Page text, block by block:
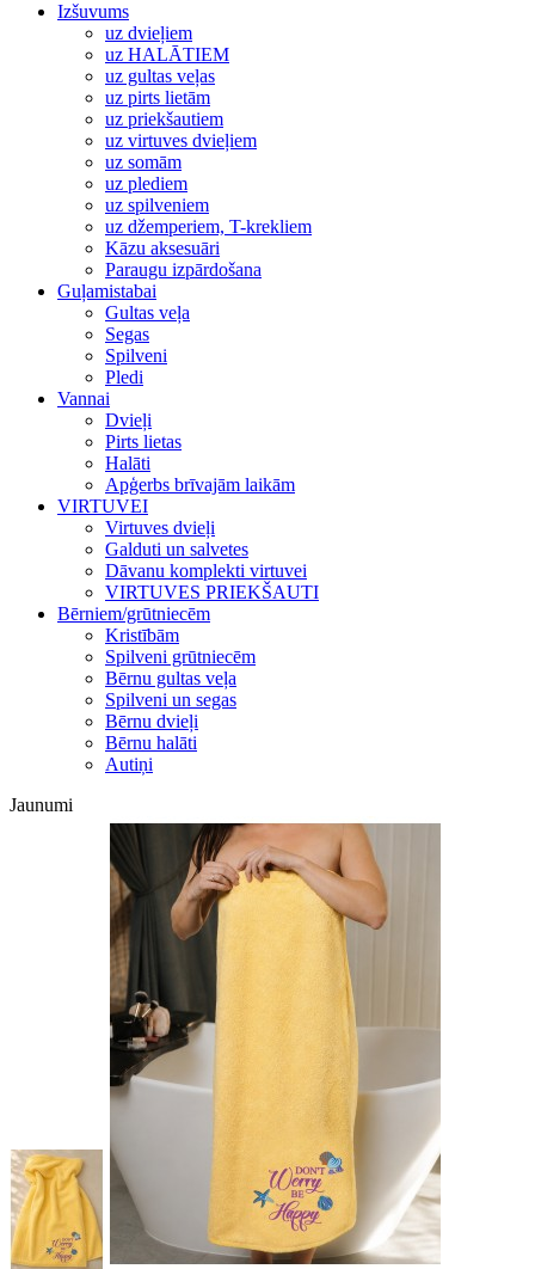
Izšuvums
uz dvieļiem
uz HALĀTIEM
uz gultas veļas
uz pirts lietām
uz priekšautiem
uz virtuves dvieļiem
uz somām
uz plediem
uz spilveniem
uz džemperiem, T-krekliem
Kāzu aksesuāri
Paraugu izpārdošana
Guļamistabai
Gultas veļa
Segas
Spilveni
Pledi
Vannai
Dvieļi
Pirts lietas
Halāti
Apģerbs brīvajām laikām
VIRTUVEI
Virtuves dvieļi
Galduti un salvetes
Dāvanu komplekti virtuvei
VIRTUVES PRIEKŠAUTI
Bērniem/grūtniecēm
Kristībām
Spilveni grūtniecēm
Bērnu gultas veļa
Spilveni un segas
Bērnu dvieļi
Bērnu halāti
Autiņi
Jaunumi